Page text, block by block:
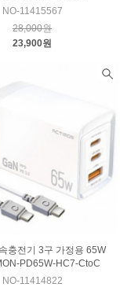
NO-11415567
28,000원
23,900원
충전기 3구 가정용 65W
PD65W-HC7-CtoC
NO-11414822